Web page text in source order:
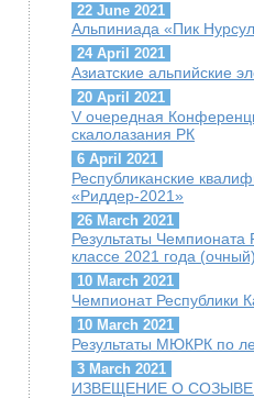
22 June 2021
Альпиниада «Пик
24 April 2021
Азиатские альпийские
20 April 2021
V очередная
скалолазания РК
6 April 2021
Республиканские
«Риддер-2021»
26 March 2021
Результаты Чемпионата
классе 2021 года
10 March 2021
Чемпионат Республики
10 March 2021
Результаты МЮКРК по
3 March 2021
ИЗВЕЩЕНИЕ О